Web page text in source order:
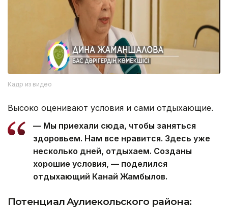
Кадр из видео
Высоко оценивают условия и сами отдыхающие.
— Мы приехали сюда, чтобы заняться
здоровьем. Нам все нравится. Здесь уже
несколько дней, отдыхаем. Созданы
хорошие условия, — поделился
отдыхающий Канай Жамбылов.
Потенциал Аулиекольского района: